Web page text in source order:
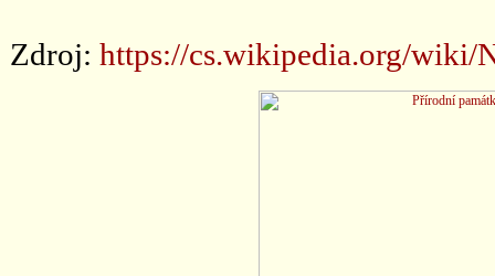
Zdroj: https://cs.wikipedia.org/wiki/